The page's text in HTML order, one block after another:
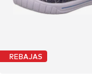
REBAJAS